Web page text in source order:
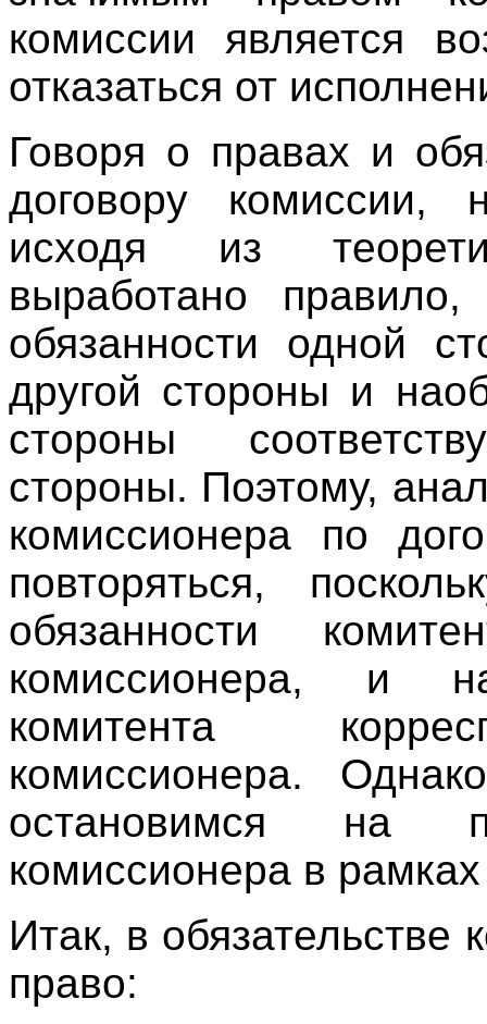
комиссии является
отказаться от
Говоря о правах и
договору комиссии,
исходя из
выработано правило,
обязанности одной
другой стороны и
стороны
стороны. Поэтому,
комиссионера по
повторяться,
обязанности
комиссионера, и
комитента
комиссионера.
остановимся на
комиссионера в
Итак, в обязательстве
право: